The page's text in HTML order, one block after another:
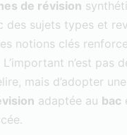
de révision
des sujets types et
notions clés
L’important n’est pas
mais d’adopter
adaptée au bac